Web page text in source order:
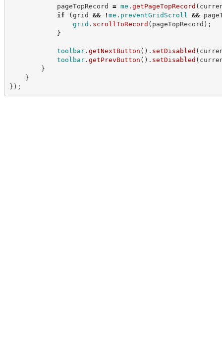
pageTopRecord = me . getPageTopRecord (
if
(grid && ! me . preventGridScroll &&
grid . scrollToRecord ( pageTopRecord ) ;
}
toolbar. getNextButton ( ) . setDisabled (
toolbar. getPrevButton ( ) . setDisabled (
}
}
} ) ;